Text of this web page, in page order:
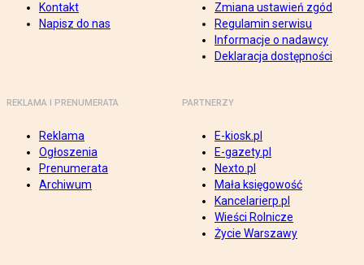
Kontakt
Napisz do nas
Zmiana ustawień zgód
Regulamin serwisu
Informacje o nadawcy
Deklaracja dostępności
REKLAMA I PRENUMERATA
Reklama
Ogłoszenia
Prenumerata
Archiwum
PARTNERZY
E-kiosk.pl
E-gazety.pl
Nexto.pl
Mała księgowość
Kancelarierp.pl
Wieści Rolnicze
Życie Warszawy